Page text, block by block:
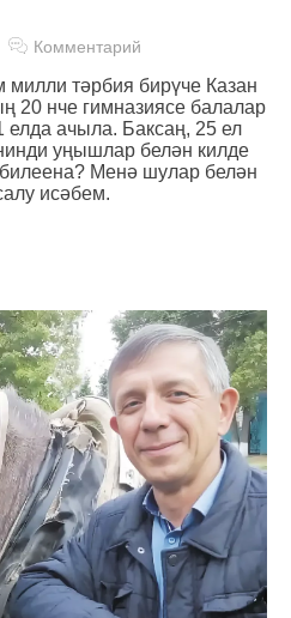
Комментарий
милли тәрбия бирүче Казан
20 нче гимназиясе балалар
ачыла. Баксаң, 25 ел
уңышлар белән килде
Менә шулар белән
исәбем.